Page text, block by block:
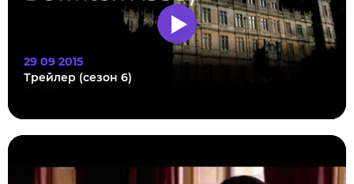
29 09 2015
Трейлер (сезон 6)